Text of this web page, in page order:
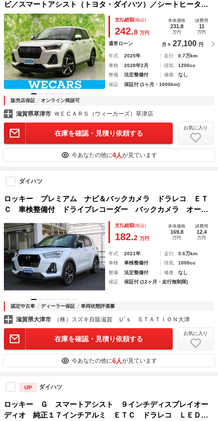
ビ／スマートアシスト（トヨタ・ダイハツ）／シートヒータ
ー 前席／パノラマモニター／車線逸脱防止支援システム／シ
ート 合皮／ヘッドランプ ＬＥＤ／Ｂｌｕｅｔｏｏｔｈ接続
支払総額(税込)
242.8 万円
本体価格
231.8
万円
諸費用
11
万円
通常ローン 月々 27,100 円
年式 2025年 走行
0.7万km
車検
2028年2月 排気
1200cc
整備
法定整備付 修復
なし
保証
保証付 (1ヶ月・1000km)
販売店保証 オンライン商談可
滋賀県草津市 ＷＥＣＡＲＳ（ウィーカーズ）草津店
在庫を確認・見積り依頼する
お気に入り
今あなたの他に4人が見ています
ダイハツ
ロッキー プレミアム ナビ＆バックカメラ ドラレコ ＥＴ
Ｃ 車検整備付 ドライブレコーダー バックカメラ オート
ライト シートヒーター プッシュスタート 純正ナビ オー
トエアコン 衝突被害軽減システム アイドリングストップ
衝突安全ボディ 盗難防止システム
支払総額(税込)
182.2 万円
本体価格
169.8
万円
諸費用
12.4
万円
年式 2021年 走行
3.6万km
車検
車検整備付 排気
1000cc
整備
法定整備付 修復
なし
保証
保証付 (12ヶ月・走行無制限)
認定中古車 ディーラー保証 車両状態評価書
滋賀県大津市 （株）スズキ自販滋賀 Ｕ’ｓ ＳＴＡＴＩＯＮ大津
在庫を確認・見積り依頼する
お気に入り
今あなたの他に6人が見ています
UP ダイハツ
ロッキー Ｇ スマートアシスト ９インチディスプレイオー
ディオ 純正１７インチアルミ ＥＴＣ ドラレコ ＬＥＤヘ